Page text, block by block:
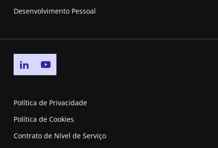
Desenvolvimento Pessoal
Go to linkedin page
Política de Privacidade
Política de Cookies
Contrato de Nível de Serviço